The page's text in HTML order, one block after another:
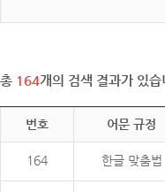
총 164개의 검색 결과가 있습
번호 어문 규정
164 한글 맞춤법